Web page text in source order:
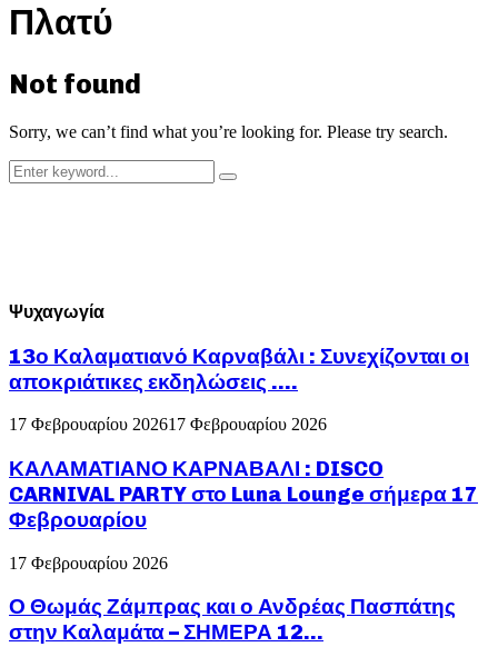
Πλατύ
Not found
Sorry, we can’t find what you’re looking for. Please try search.
Search
for:
Search
Ψυχαγωγία
13ο Καλαματιανό Καρναβάλι : Συνεχίζονται οι
αποκριάτικες εκδηλώσεις ….
17 Φεβρουαρίου 202617 Φεβρουαρίου 2026
ΚΑΛΑΜΑΤΙΑΝΟ ΚΑΡΝΑΒΑΛΙ : DISCO
CARNIVAL PARTY στο Luna Lounge σήμερα 17
Φεβρουαρίου
17 Φεβρουαρίου 2026
Ο Θωμάς Ζάμπρας και ο Ανδρέας Πασπάτης
στην Καλαμάτα – ΣΗΜΕΡΑ 12...